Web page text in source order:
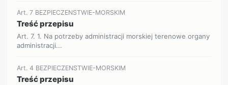
Art. 7 BEZPIECZENSTWIE-MORSKIM
Treść przepisu
Art. 7. 1. Na potrzeby administracji morskiej terenowe organy
administracji...
Art. 4 BEZPIECZENSTWIE-MORSKIM
Treść przepisu